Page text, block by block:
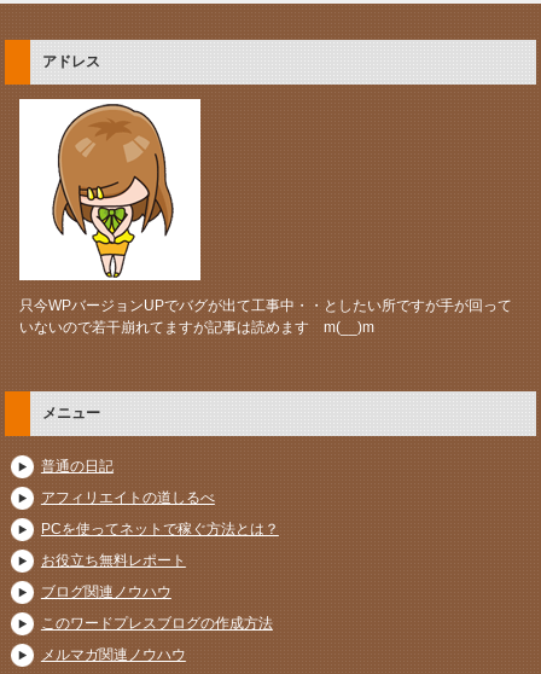
アドレス
只今WPバージョンUPでバグが出て工事中・・としたい所ですが手が回って
いないので若干崩れてますが記事は読めます m(__)m
メニュー
普通の日記
アフィリエイトの道しるべ
PCを使ってネットで稼ぐ方法とは？
お役立ち無料レポート
ブログ関連ノウハウ
このワードプレスブログの作成方法
メルマガ関連ノウハウ